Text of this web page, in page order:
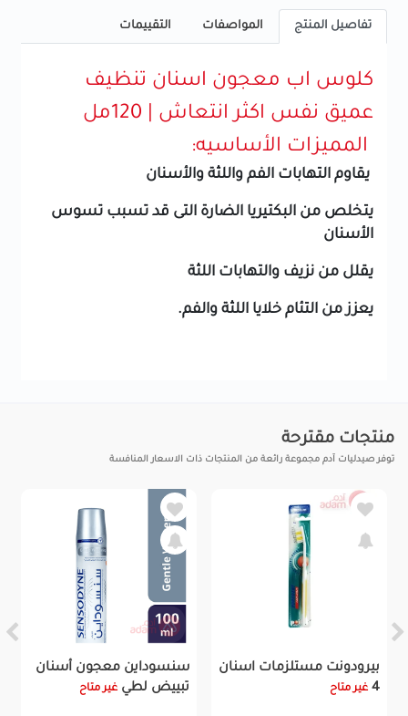
تفاصيل المنتج المواصفات التقييمات
كلوس اب معجون اسنان تنظيف
عميق نفس اكثر انتعاش | 120مل
المميزات الأساسيه:
يقاوم التهابات الفم واللثة والأسنان
يتخلص من البكتيريا الضارة التى قد تسبب تسوس
الأسنان
يقلل من نزيف والتهابات اللثة
يعزز من التئام خلايا اللثة والفم.
منتجات مقترحة
توفر صيدليات آدم مجموعة رائعة من المنتجات ذات الاسعار المنافسة
بيرودونت مستلزمات اسنان
4 غير متاح
سنسوداين معجون أسنان
تبييض لطي غير متاح